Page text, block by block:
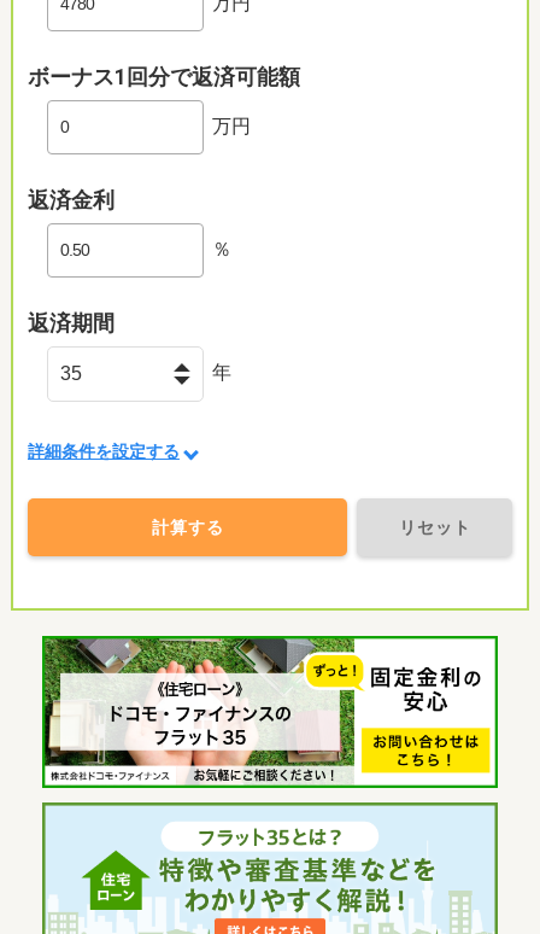
ボーナス1回分で返済可能額
万円
返済金利
％
返済期間
年
詳細条件を設定する
計算する リセット